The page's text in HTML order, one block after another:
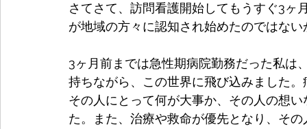
さてさて、訪問看護開始してもうすぐ3ヶ
が地域の方々に認知され始めたのではな
3ヶ月前までは急性期病院勤務だった私は
持ちながら、この世界に飛び込みました
その人にとって何が大事か、その人の想
た。また、治療や救命が優先となり、そ